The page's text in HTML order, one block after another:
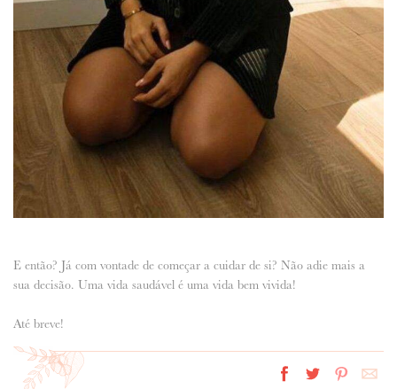
E então? Já com vontade de começar a cuidar de si? Não adie mais a
sua decisão. Uma vida saudável é uma vida bem vivida!
Até breve!